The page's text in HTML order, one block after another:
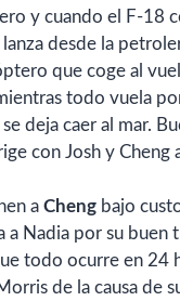
y cuando el F-18
lanza desde la
que coge al
todo vuela
deja caer al mar.
con Josh y Cheng
a Cheng bajo
a Nadia por su buen
todo ocurre en 24
de la causa de